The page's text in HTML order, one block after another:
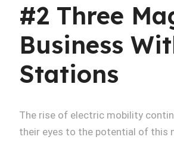
#2 Three
Business
Stations
The rise of electric mobility
their eyes to the potential of this